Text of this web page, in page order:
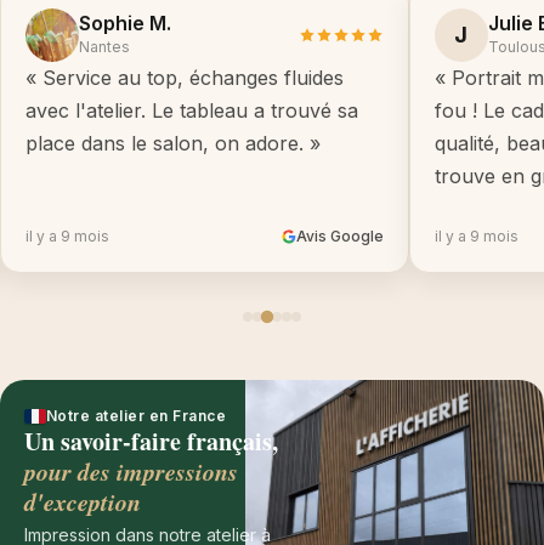
Sophie M.
Nantes
« Service au top, échanges fluides
avec l'atelier. Le tableau a trouvé sa
place dans le salon, on adore. »
il y a 9 mois Avis Google
J Julie
« Portrait
fou ! Le
qualité,
trouve en
il y a 9 mois
Notre atelier en France
Un savoir-faire français,
pour des impressions
d'exception
Impression dans notre atelier à